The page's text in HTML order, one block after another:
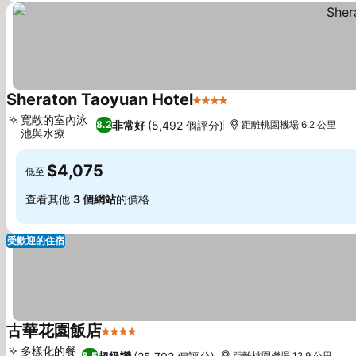
Sheraton Taoyuan Hotel4 星級
8.2非常好 (5,492 個評分)
寬敞的室內泳
池與水療
距離桃園機場 6.2 公里
低至 $4,075
查看其他 3 個網站的價格
受歡迎的住宿
古華花園飯店4 星級
多樣化的餐